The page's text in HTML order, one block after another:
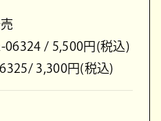
06324 / 5,500円(税込)
3,300円(税込)